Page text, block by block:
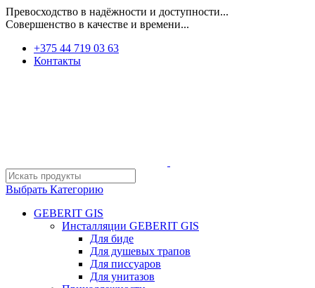
Превосходство в надёжности и доступности...
Совершенство в качестве и времени...
+375 44 719 03 63
Контакты
Выбрать Категорию
GEBERIT GIS
Инсталляции GEBERIT GIS
Для биде
Для душевых трапов
Для писсуаров
Для унитазов